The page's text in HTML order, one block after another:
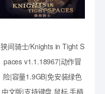
狭间骑士/Knights in Tight S
paces v1.1.18967|动作冒
险|容量1.9GB|免安装绿色
中文版|支持键盘.鼠标.手柄